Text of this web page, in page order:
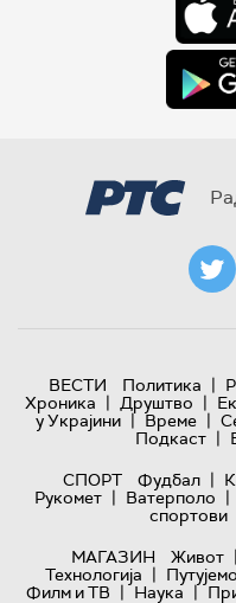
ВЕСТИ Политика |
Хроника | Друштво |
у Украјини | Време |
Подкаст |
СПОРТ
Фудбал |
Рукомет | Ватерполо |
спортови
МАГАЗИН
Живот |
Технологијa | Путујемо
Филм и ТВ | Наука |